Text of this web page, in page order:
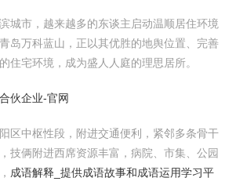
城市，越来越多的东谈主启动温顺居住环境
岛万科蓝山，正以其优胜的地舆位置、完善
住宅环境，成为盛人人庭的理思居所。
伙企业-官网
区中枢性段，附进交通便利，紧邻多条骨干
技俩附进西席资源丰富，病院、市集、公园
成语解释_提供成语故事和成语运用学习平